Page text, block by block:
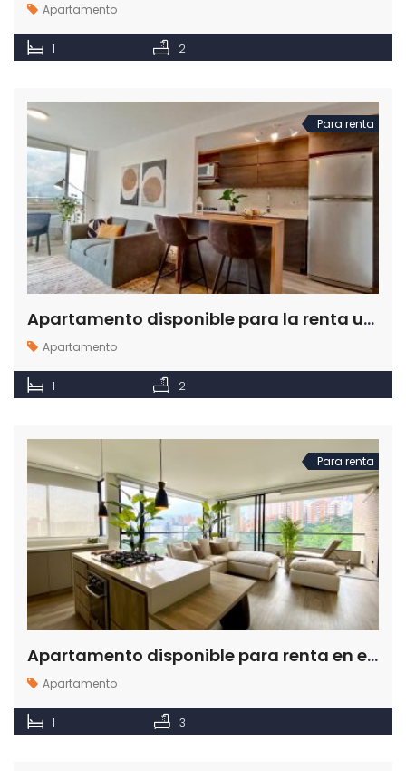
Apartamento
1 2
Para renta
Apartamento disponible para la renta ubicado en el sector de Milla de Oro en Medellín
Apartamento
1 2
Para renta
Apartamento disponible para renta en el sector de Los Balsos en Medellín
Apartamento
1 3